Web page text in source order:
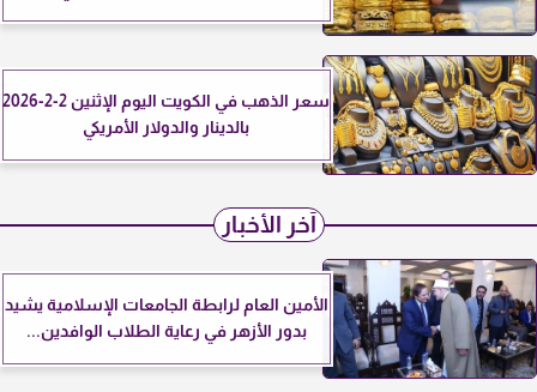
سعر الذهب في الكويت اليوم الإثنين 2-2-2026
بالدينار والدولار الأمريكي
آخر الأخبار
الأمين العام لرابطة الجامعات الإسلامية يشيد
بدور الأزهر في رعاية الطلاب الوافدين...